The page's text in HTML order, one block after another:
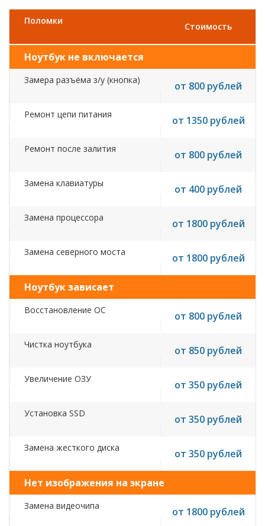
Поломки
Стоимость
Ноутбук не включается
Замера разъёма з/у (кнопка) от 800 рублей
Ремонт цепи питания от 1350 рублей
Ремонт после залития от 800 рублей
Замена клавиатуры от 400 рублей
Замена процессора от 1800 рублей
Замена северного моста от 1800 рублей
Ноутбук зависает
Восстановление ОС от 800 рублей
Чистка ноутбука от 850 рублей
Увеличение ОЗУ от 350 рублей
Установка SSD от 350 рублей
Замена жесткого диска от 350 рублей
Нет изображения на экране
Замена видеочипа от 1800 рублей